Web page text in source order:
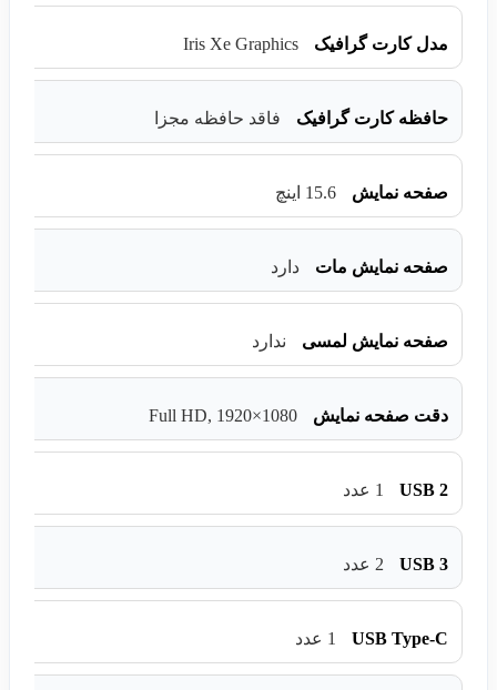
مدل کارت گرافیک Iris Xe Graphics
حافظه کارت گرافیک فاقد حافظه مجزا
صفحه نمایش 15.6 اینچ
صفحه نمایش مات دارد
صفحه نمایش لمسی ندارد
دقت صفحه نمایش Full HD, 1920×1080
USB 2 1 عدد
USB 3 2 عدد
USB Type-C 1 عدد